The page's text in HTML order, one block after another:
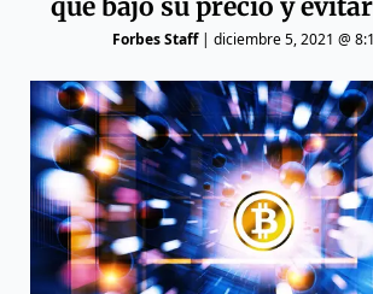
qué bajó su precio y
Forbes Staff| diciembre 5, 2021 @